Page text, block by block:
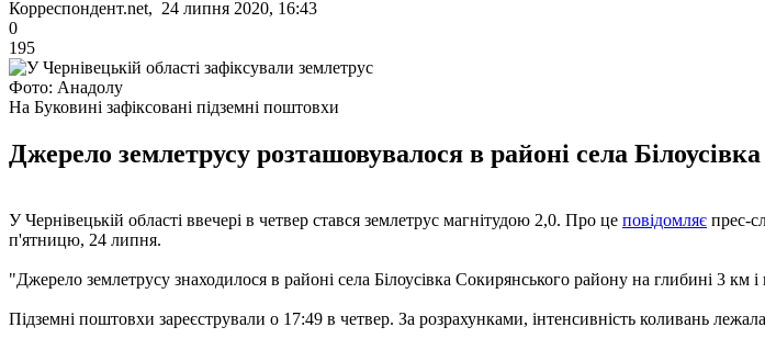
Корреспондент.net, 24 липня 2020, 16:43
0
195
Фото: Анадолу
На Буковині зафіксовані підземні поштовхи
Джерело землетрусу розташовувалося в районі села
У Чернівецькій області ввечері в четвер стався землетрус магнітудою 2,0. Про це повідомляє прес-
п'ятницю, 24 липня.
"Джерело землетрусу знаходилося в районі села Білоусівка Сокирянського району на глибині 3 км і
Підземні поштовхи зареєстрували о 17:49 в четвер. За розрахунками, інтенсивність коливань